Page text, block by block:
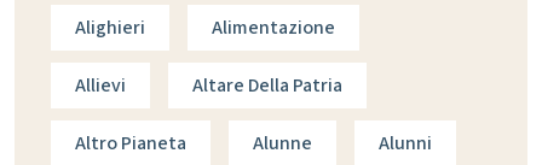
Alighieri Alimentazione
Allievi Altare Della Patria
Altro Pianeta Alunne Alunni